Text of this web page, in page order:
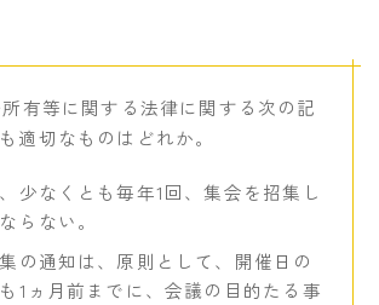
有等に関する法律に関する次の記
適切なものはどれか。
少なくとも毎年1回、集会を招集し
らない。
の通知は、原則として、開催日の
1ヵ月前までに、会議の目的たる事